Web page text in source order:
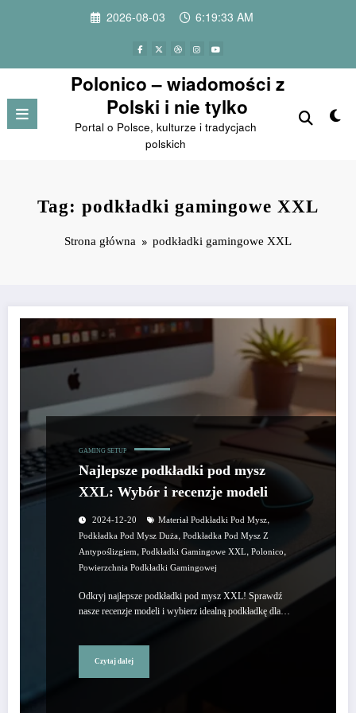
2026-08-03 6:19:33 AM
Polonico – wiadomości z
Polski i nie tylko
Portal o Polsce, kulturze i tradycjach
polskich
Tag: podkładki gamingowe XXL
Strona główna podkładki gamingowe XXL
GAMING SETUP
Najlepsze podkładki pod mysz
XXL: Wybór i recenzje modeli
2024-12-20 Materiał Podkładki Pod Mysz,
Podkładka Pod Mysz Duża, Podkładka Pod Mysz Z
Antypoślizgiem, Podkładki Gamingowe XXL, Polonico,
Powierzchnia Podkładki Gamingowej
Odkryj najlepsze podkładki pod mysz XXL! Sprawdź
nasze recenzje modeli i wybierz idealną podkładkę dla…
Czytaj dalej